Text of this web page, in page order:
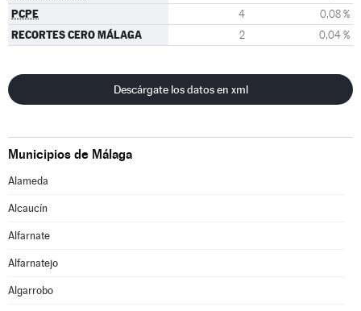
PCPE 4 0,08 %
RECORTES CERO MÁLAGA 2 0,04 %
Descárgate los datos en xml
Municipios de Málaga
Alameda
Alcaucín
Alfarnate
Alfarnatejo
Algarrobo